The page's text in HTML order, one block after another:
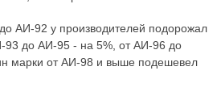
АИ-92 у производителей подорожал
93 до АИ-95 - на 5%, от АИ-96 до
марки от АИ-98 и выше подешевел